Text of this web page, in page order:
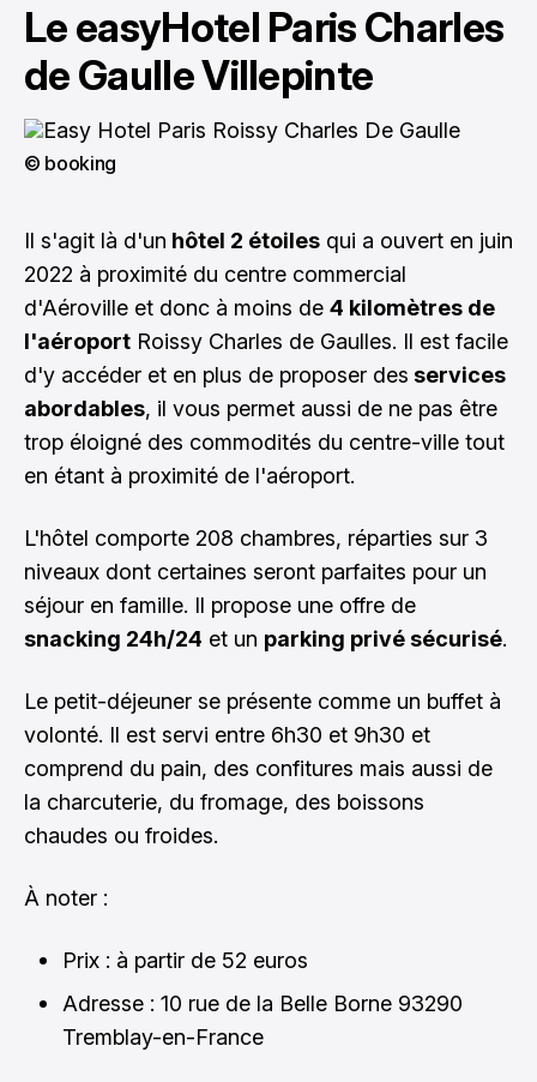
Le easyHotel Paris Charles
de Gaulle Villepinte
© booking
Il s'agit là d'un hôtel 2 étoiles qui a ouvert en juin
2022 à proximité du centre commercial
d'Aéroville et donc à moins de 4 kilomètres de
l'aéroport Roissy Charles de Gaulles. Il est facile
d'y accéder et en plus de proposer des services
abordables, il vous permet aussi de ne pas être
trop éloigné des commodités du centre-ville tout
en étant à proximité de l'aéroport.
L'hôtel comporte 208 chambres, réparties sur 3
niveaux dont certaines seront parfaites pour un
séjour en famille. Il propose une offre de
snacking 24h/24 et un parking privé sécurisé.
Le petit-déjeuner se présente comme un buffet à
volonté. Il est servi entre 6h30 et 9h30 et
comprend du pain, des confitures mais aussi de
la charcuterie, du fromage, des boissons
chaudes ou froides.
À noter :
Prix : à partir de 52 euros
Adresse : 10 rue de la Belle Borne 93290
Tremblay-en-France